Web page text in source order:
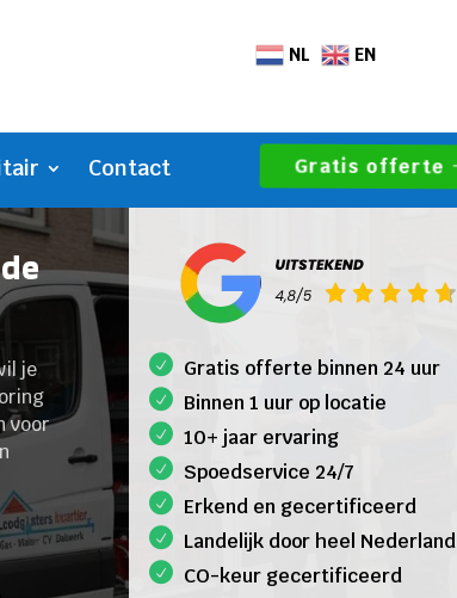
NL EN
Contact Gratis offerte
je
voor
Gratis offerte binnen 24 uur
Binnen 1 uur op locatie
10+ jaar ervaring
Spoedservice 24/7
Erkend en gecertificeerd
Landelijk door heel Nederland
CO-keur gecertificeerd